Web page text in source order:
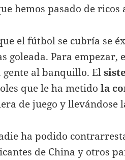
hemos pasado de ricos
el fútbol se cubría se
goleada. Para empezar,
gente al banquillo. El
que le ha metidola
de juego y llevándose
ha podido
de China y otros